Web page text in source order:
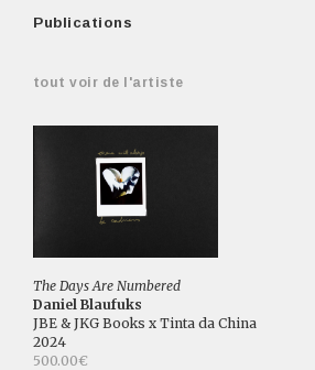
Publications
tout voir de l'artiste
The Days Are Numbered
Daniel Blaufuks
JBE & JKG Books x Tinta da China
2024
500.00€